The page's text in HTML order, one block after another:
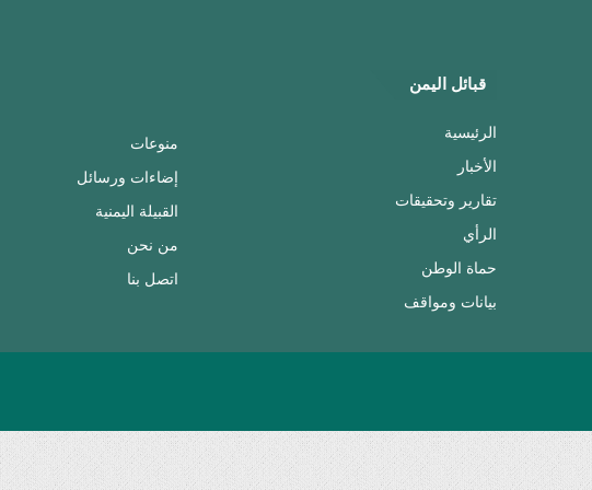
قبائل اليمن
الرئيسية
الأخبار
تقارير وتحقيقات
الرأي
حماة الوطن
بيانات ومواقف
منوعات
إضاءات ورسائل
القبيلة اليمنية
من نحن
اتصل بنا